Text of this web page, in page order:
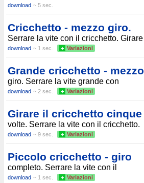
download ~ 5 sec.
Cricchetto - mezzo giro.
Serrare la vite con il cricchetto. Girare
download ~ 1 sec. + Variazioni
Grande cricchetto - mezzo
giro. Serrare la vite grande con
download ~ 2 sec. + Variazioni
Girare il cricchetto cinque
volte. Serrare la vite con il cricchetto.
download ~ 9 sec. + Variazioni
Piccolo cricchetto - giro
completo. Serrare la vite con il
download ~ 1 sec. + Variazioni